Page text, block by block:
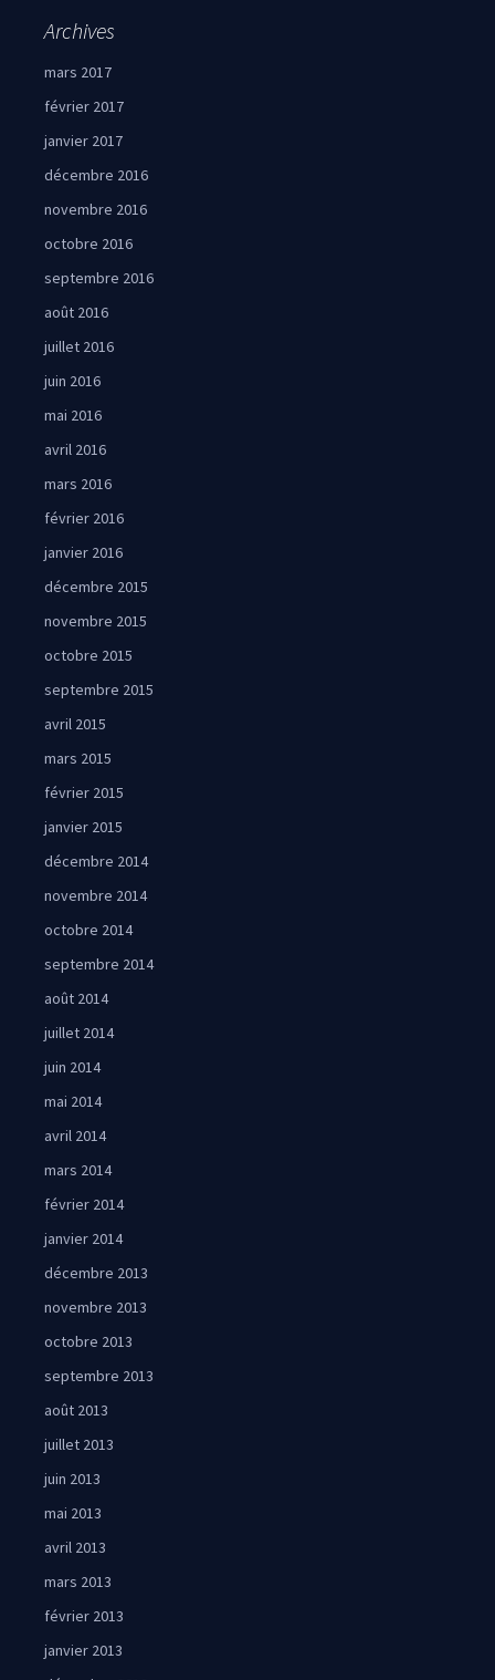
Archives
mars 2017
février 2017
janvier 2017
décembre 2016
novembre 2016
octobre 2016
septembre 2016
août 2016
juillet 2016
juin 2016
mai 2016
avril 2016
mars 2016
février 2016
janvier 2016
décembre 2015
novembre 2015
octobre 2015
septembre 2015
avril 2015
mars 2015
février 2015
janvier 2015
décembre 2014
novembre 2014
octobre 2014
septembre 2014
août 2014
juillet 2014
juin 2014
mai 2014
avril 2014
mars 2014
février 2014
janvier 2014
décembre 2013
novembre 2013
octobre 2013
septembre 2013
août 2013
juillet 2013
juin 2013
mai 2013
avril 2013
mars 2013
février 2013
janvier 2013